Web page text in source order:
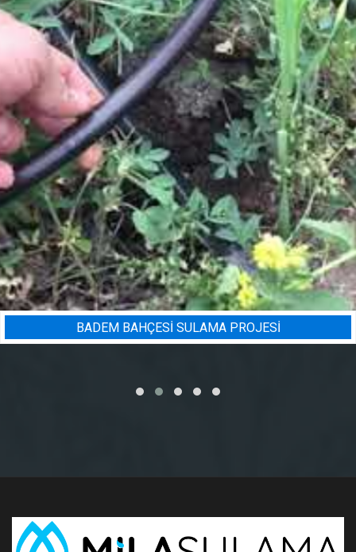
BADEM BAHÇESI SULAMA PROJESI